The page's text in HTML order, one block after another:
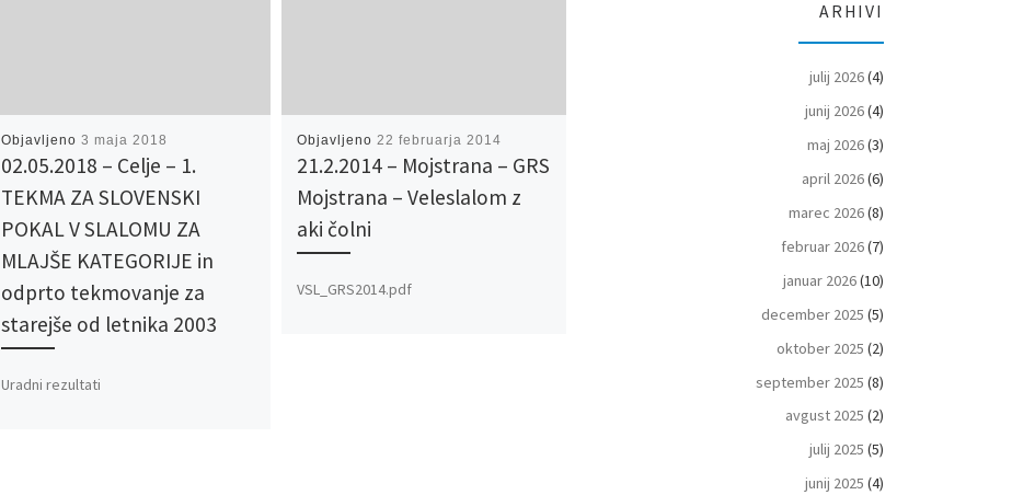
Objavljeno3 maja 2018
02.05.2018 – Celje – 1.
TEKMA ZA SLOVENSKI
POKAL V SLALOMU ZA
MLAJŠE KATEGORIJE in
odprto tekmovanje za
starejše od letnika 2003
Uradni rezultati
Objavljeno22 februarja 2014
21.2.2014 – Mojstrana – GRS
Mojstrana – Veleslalom z
aki čolni
VSL_GRS2014.pdf
ARHIVI
julij 2026(4)
junij 2026(4)
maj 2026(3)
april 2026(6)
marec 2026(8)
februar 2026(7)
januar 2026(10)
december 2025 (5)
oktober 2025 (2)
september 2025 (8)
avgust 2025 (2)
julij 2025 (5)
junij 2025 (4)